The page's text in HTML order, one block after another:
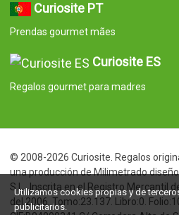
Curiosite PT
Prendas gourmet mães
Curiosite ES
Regalos gourmet para madres
© 2008-2026 Curiosite. Regalos
una producción de Milimetrado
S.L.. Inscrita en el Registro Mercantil
del 2006. Tomo:23.137. Libro:0.
Utilizamos cookies propias y de
publicitarios.